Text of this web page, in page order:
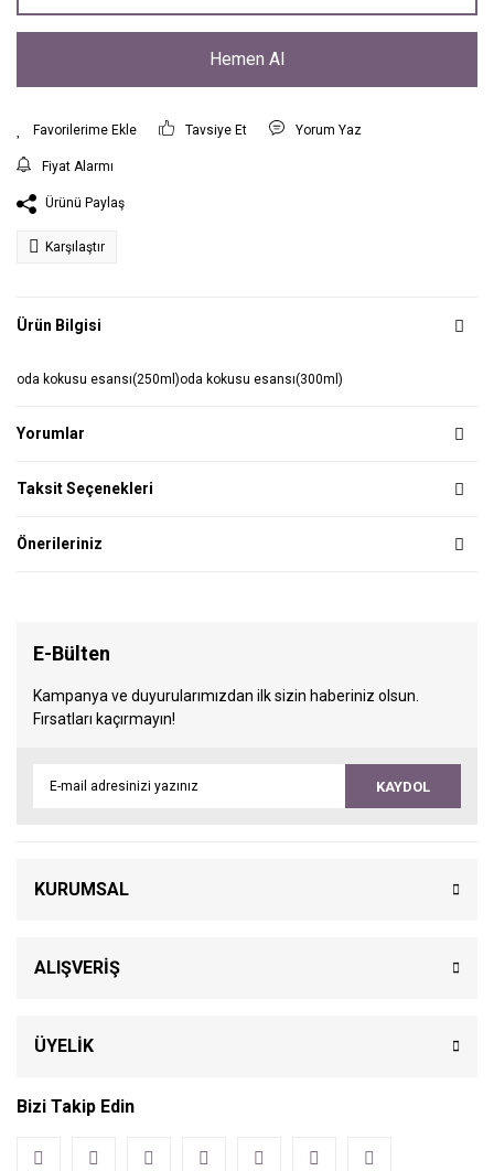
Hemen Al
Tavsiye Et Yorum Yaz
Fiyat Alarmı
Ürünü Paylaş
Karşılaştır
Ürün Bilgisi
oda kokusu esansı(250ml)oda kokusu esansı(300ml)
Yorumlar
Taksit Seçenekleri
Önerileriniz
E-Bülten
Kampanya ve duyurularımızdan ilk sizin haberiniz olsun.
Fırsatları kaçırmayın!
KAYDOL
KURUMSAL
ALIŞVERİŞ
ÜYELİK
Bizi Takip Edin